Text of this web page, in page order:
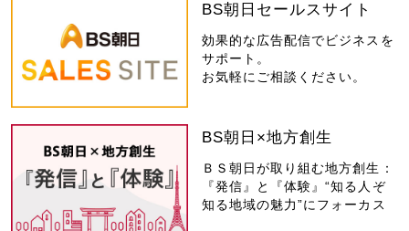
BS朝日セールスサイト
効果的な広告配信でビジネスを
サポート。
お気軽にご相談ください。
BS朝日×地方創生
ＢＳ朝日が取り組む地方創生：
『発信』と『体験』“知る人ぞ
知る地域の魅力”にフォーカス